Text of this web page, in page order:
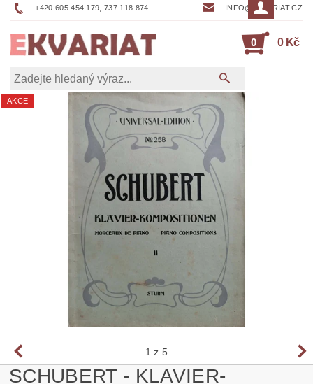
+420 605 454 179, 737 118 874 INFO@EKVARIAT.CZ
0 0 Kč
AKCE
1 z 5
SCHUBERT - KLAVIER-